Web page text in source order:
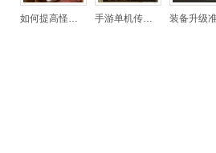
如何提高怪物装备的爆率-游戏玩家攻略 手游单机传奇有哪些窍门获得装备？手游单机传 装备升级准备好材料才是关